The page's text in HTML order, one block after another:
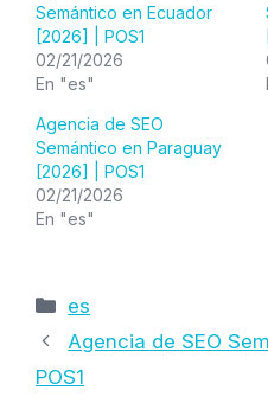
Semántico en Ecuador
[2026] | POS1
02/21/2026
En "es"
Agencia de SEO
Semántico en Paraguay
[2026] | POS1
02/21/2026
En "es"
Categorías
es
Agencia de SEO
POS1